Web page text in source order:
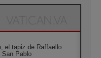
el tapiz de Raffaello
San Pablo